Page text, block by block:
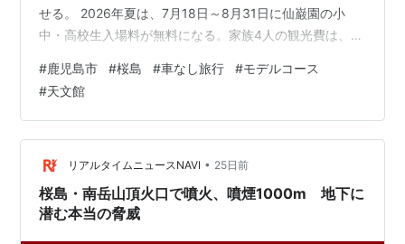
せる。 2026年夏は、7月18日～8月31日に仙巌園の小
中・高校生入場料が無料になる。家族4人の観光費は、通
い。 この記事では、1日目の正午ごろまでに鹿児島中央駅
へ到着し、2日目の17時以降に出発する旅行を想定する。
2026年7月16日時点の公式情報を基に、行程、交通券、
夏休み料金、水族館の夜間営業、家族4人の費用を整理し
た。 この記事の要点 初日は城山・仙巌園・天文館、2日
目は桜島・…
#鹿児島市 #桜島 #車なし旅行 #モデルコース
#天文館
リアルタイムニュースNAVI • 25日前
桜島・南岳山頂火口で噴火、噴煙1000m 地下に
潜む本当の脅威